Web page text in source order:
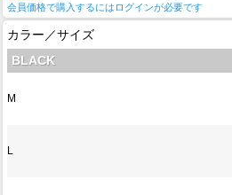
会員価格で購入するにはログインが必要です
カラー／サイズ
BLACK
M
L